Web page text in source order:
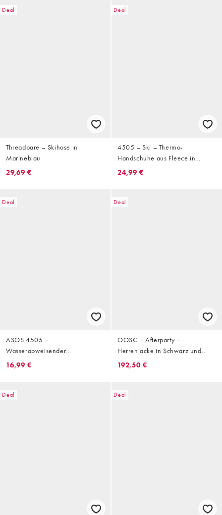
Deal
Threadbare – Skihose in
Marineblau
29,69 €
Deal
4505 – Ski – Thermo-
Handschuhe aus Fleece in
Schwarz mit Touchscreen-
24,99 €
Deal
ASOS 4505 –
Wasserabweisender
Skihandschuh in Dunkelgrün mit
16,99 €
Deal
OOSC – Afterparty –
Herrenjacke in Schwarz und
Minzgrün
192,50 €
Deal Deal